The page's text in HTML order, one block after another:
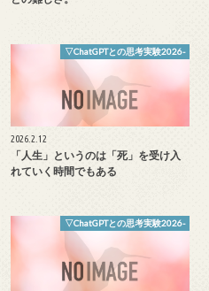
▽ChatGPTとの思考実験2026-
2026.2.12
「人生」というのは「死」を受け入
れていく時間でもある
▽ChatGPTとの思考実験2026-